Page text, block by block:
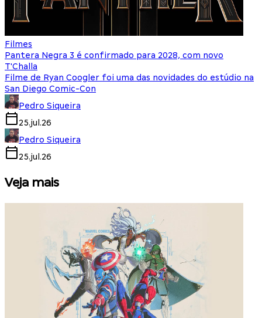
Filmes
Pantera Negra 3 é confirmado para 2028, com novo
T'Challa
Filme de Ryan Coogler foi uma das novidades do estúdio na
San Diego Comic-Con
Pedro Siqueira
25.jul.26
Pedro Siqueira
25.jul.26
Veja mais